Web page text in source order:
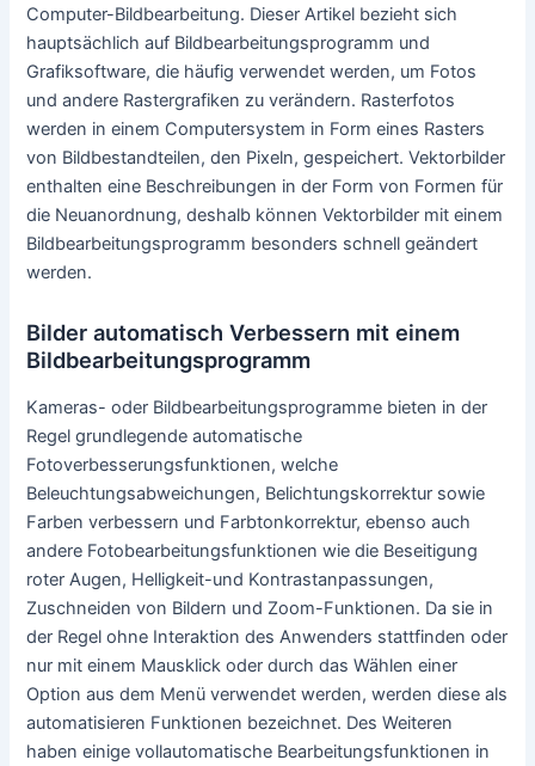
Auflösung gerastert werden. Exakt die Pixel beinhalten den
Farbton und die Beleuchtungsinformationen des Bildes. Die
Pixel werden einzeln oder in Gruppen mit Hilfe der
fortschrittlichen Formeln in den
Bildbearbeitungsprogrammen geändert werden.
Bildbearbeitungsprogramme können die Pixel umwandeln,
um das Bild auf viele Arten zu verbessern.
Grundladen der Bildbearbeitung mit einem
Bildbearbeitungsprogramm
Nichtsdestotrotz werden Vektorgrafikprogramme wie
Inkscape. CorelDRAW, Xara Designer Pro oder Adobe
anzupassen, die nicht als Pixel, sondern als
Zusammenfassungen von Text, Bézierkurven und Linien
gespeichert sind. Oft ist es leichter, ein Vektorfoto zu
rastern wie ein Rasterfoto zu gezielt zu vektorisieren so wie
man die Vektorisierung eines Rasterbildes in Angriff nimmt,
ist der Schwerpunkt vieler Forschungsstudien im Bereich
Computer-Bildbearbeitung. Dieser Artikel bezieht sich
hauptsächlich auf Bildbearbeitungsprogramm und
Grafiksoftware, die häufig verwendet werden, um Fotos
und andere Rastergrafiken zu verändern. Rasterfotos
werden in einem Computersystem in Form eines Rasters
von Bildbestandteilen, den Pixeln, gespeichert. Vektorbilder
enthalten eine Beschreibungen in der Form von Formen für